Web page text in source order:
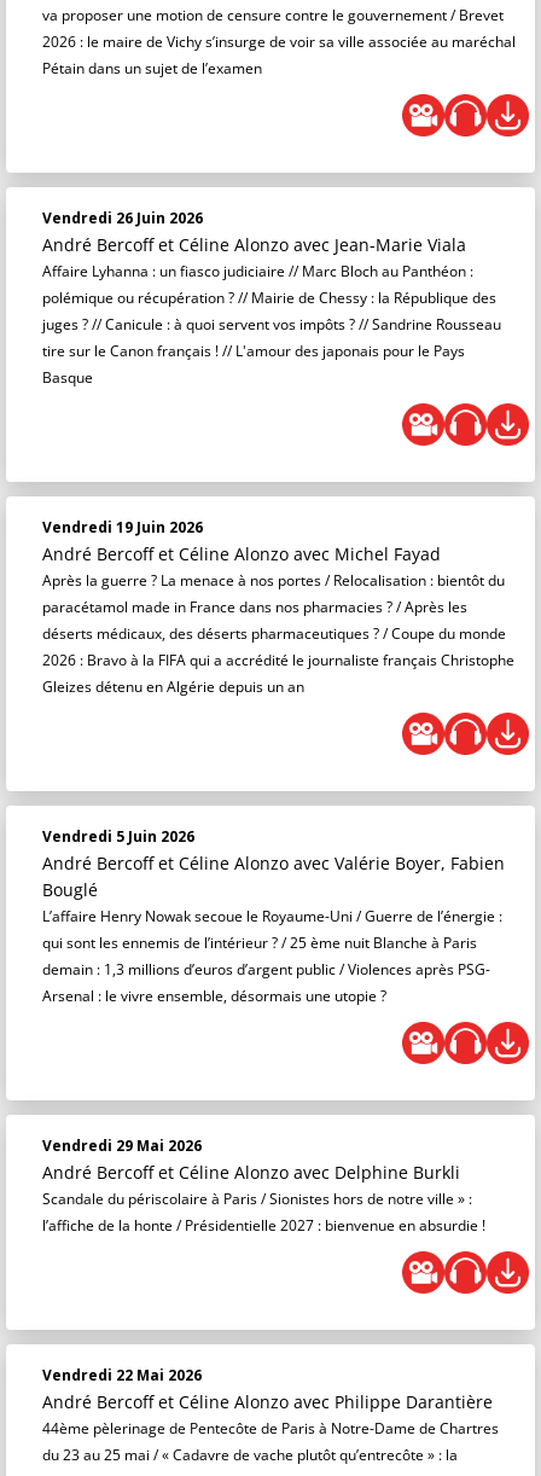
va proposer une motion de censure contre le gouvernement / Brevet
2026 : le maire de Vichy s’insurge de voir sa ville associée au maréchal
Pétain dans un sujet de l’examen
Vendredi 26 Juin 2026
André Bercoff et Céline Alonzo avec Jean-Marie Viala
Affaire Lyhanna : un fiasco judiciaire // Marc Bloch au Panthéon :
polémique ou récupération ? // Mairie de Chessy : la République des
juges ? // Canicule : à quoi servent vos impôts ? // Sandrine Rousseau
tire sur le Canon français ! // L'amour des japonais pour le Pays
Basque
Vendredi 19 Juin 2026
André Bercoff et Céline Alonzo avec Michel Fayad
Après la guerre ? La menace à nos portes / Relocalisation : bientôt du
paracétamol made in France dans nos pharmacies ? / Après les
déserts médicaux, des déserts pharmaceutiques ? / Coupe du monde
2026 : Bravo à la FIFA qui a accrédité le journaliste français Christophe
Gleizes détenu en Algérie depuis un an
Vendredi 5 Juin 2026
André Bercoff et Céline Alonzo avec Valérie Boyer, Fabien
Bouglé
L’affaire Henry Nowak secoue le Royaume-Uni / Guerre de l’énergie :
qui sont les ennemis de l’intérieur ? / 25 ème nuit Blanche à Paris
demain : 1,3 millions d’euros d’argent public / Violences après PSG-
Arsenal : le vivre ensemble, désormais une utopie ?
Vendredi 29 Mai 2026
André Bercoff et Céline Alonzo avec Delphine Burkli
Scandale du périscolaire à Paris / Sionistes hors de notre ville » :
l’affiche de la honte / Présidentielle 2027 : bienvenue en absurdie !
Vendredi 22 Mai 2026
André Bercoff et Céline Alonzo avec Philippe Darantière
44ème pèlerinage de Pentecôte de Paris à Notre-Dame de Chartres
du 23 au 25 mai / « Cadavre de vache plutôt qu’entrecôte » : la